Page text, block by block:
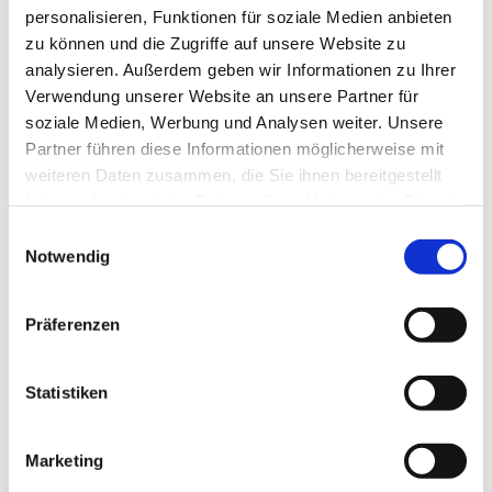
personalisieren, Funktionen für soziale Medien anbieten
zu können und die Zugriffe auf unsere Website zu
analysieren. Außerdem geben wir Informationen zu Ihrer
Verwendung unserer Website an unsere Partner für
soziale Medien, Werbung und Analysen weiter. Unsere
Partner führen diese Informationen möglicherweise mit
weiteren Daten zusammen, die Sie ihnen bereitgestellt
Notwendig
Präferenzen
Statistiken
Marketing
zwischengelagert werden. Ein weiterer
größerer Spendenbetrag von „Eschwege hilft“,
der aus Sachspendenerträgen erwirtschaftet
wurde, wurde ebenfalls für den Großeinkauf
genutzt. Das Team von „Eschwege hilft“
verpackte auch Spenden wie Bekleidung,
medizinische, orthopädische und hygienische
Kleinmöbel, Haushaltsgegenstände, Pflegebetten
Am letzten Freitag im März hat „Eschwege hilft“
zusammen mit Rainer Fröhlich sowie Matthias
und Almut Sadowsky vom RC Eschwege letzte
den Sattelzug zu verladen. Der RC Eschwege